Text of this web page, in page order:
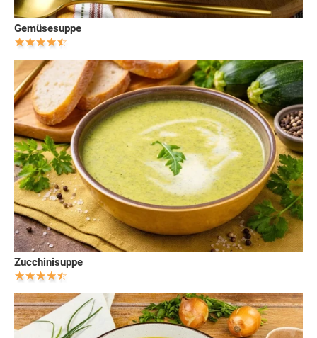
Gemüsesuppe
Zucchinisuppe